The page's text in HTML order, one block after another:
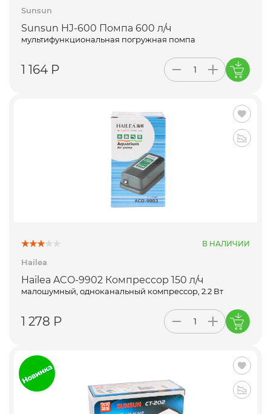
Sunsun
Sunsun HJ-600 Помпа 600 л/ч
мультифункциональная погружная помпа
1 164 Р
В НАЛИЧИИ
Hailea
Hailea ACO-9902 Компрессор 150 л/ч
малошумный, одноканальный компрессор, 2.2 Вт
1 278 Р